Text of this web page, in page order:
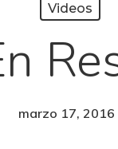
Videos
marzo 17, 2016